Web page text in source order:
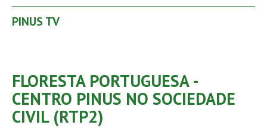
PINUS TV
FLORESTA PORTUGUESA -
CENTRO PINUS NO SOCIEDADE
CIVIL (RTP2)